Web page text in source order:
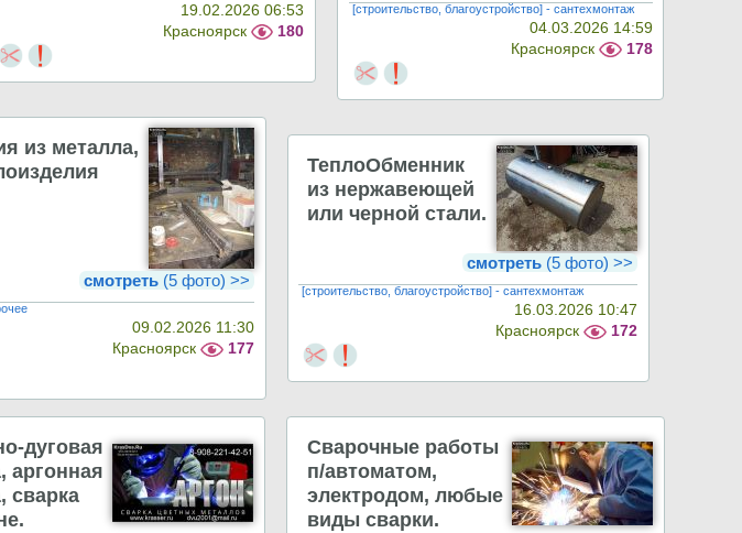
19.02.2026 06:53
Красноярск
180
[строительство, благоустройство] - сантехмонтаж
04.03.2026 14:59
Красноярск
178
из металла,
смотреть(5 фото) >>
09.02.2026 11:30
Красноярск
177
ТеплоОбменник
из нержавеющей
или черной стали.
смотреть (5 фото) >>
[строительство, благоустройство] - сантехмонтаж
16.03.2026 10:47
Красноярск
172
дуговая
аргонная
сварка
Сварочные работы
п/автоматом,
электродом, любые
виды сварки.